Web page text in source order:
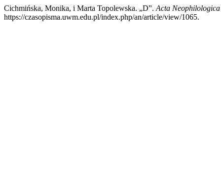
Cichmińska, Monika, i Marta Topolewska. „D”. Acta Neophilologica
https://czasopisma.uwm.edu.pl/index.php/an/article/view/1065.